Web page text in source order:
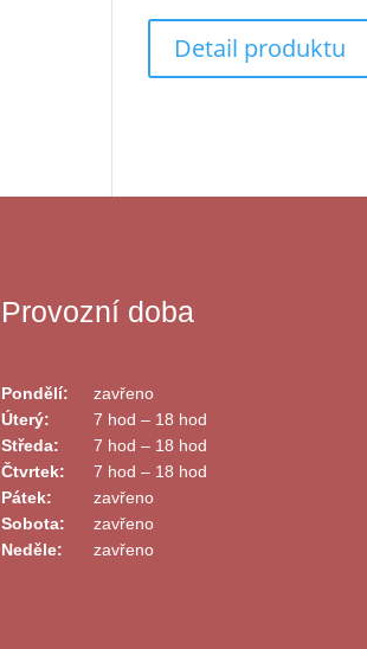
Detail produktu
Provozní doba
Pondělí:
zavřeno
Úterý:
7 hod – 18 hod
Středa:
7 hod – 18 hod
Čtvrtek:
7 hod – 18 hod
Pátek:
zavřeno
Sobota:
zavřeno
Neděle:
zavřeno